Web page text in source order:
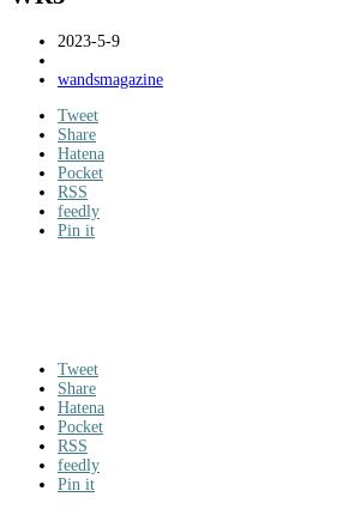
2023-5-9
wandsmagazine
Tweet
Share
Hatena
Pocket
RSS
feedly
Pin it
Tweet
Share
Hatena
Pocket
RSS
feedly
Pin it